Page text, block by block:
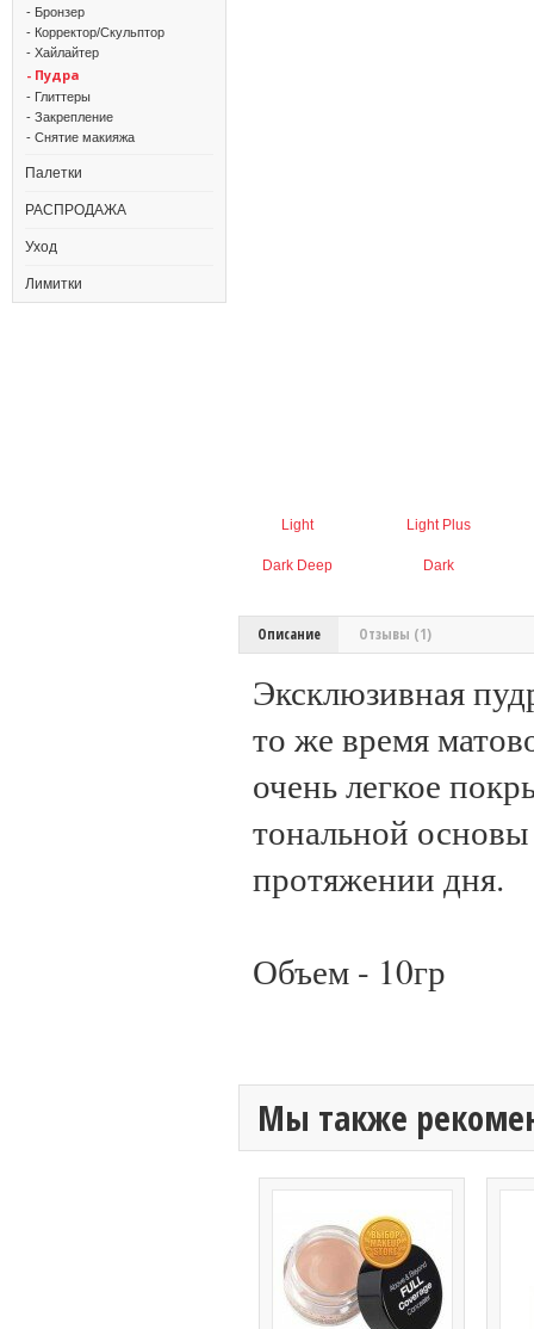
- Бронзер
- Корректор/Скульптор
- Хайлайтер
- Пудра
- Глиттеры
- Закрепление
- Снятие макияжа
Палетки
РАСПРОДАЖА
Уход
Лимитки
Light Light Plus
Dark Deep Dark
Описание Отзывы (1)
Эксклюзивная
то же время
очень легкое
тональной
протяжении дня.
Объем - 10гр
Мы также